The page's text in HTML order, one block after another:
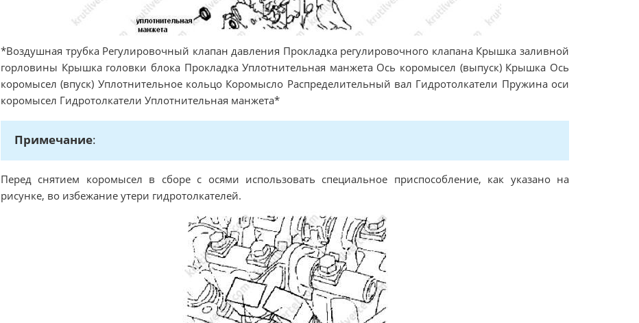
*Воздушная трубка Регулировочный клапан давления Прокладка регулировочного клапана Крышка заливной
горловины Крышка головки блока Прокладка Уплотнительная манжета Ось коромысел (выпуск) Крышка Ось
коромысел (впуск) Уплотнительное кольцо Коромысло Распределительный вал Гидротолкатели Пружина оси
коромысел Гидротолкатели Уплотнительная манжета*
Примечание:
Перед снятием коромысел в сборе с осями использовать специальное приспособление, как указано на
рисунке, во избежание утери гидротолкателей.